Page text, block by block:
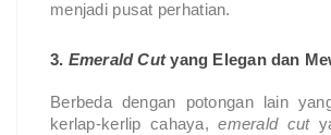
menjadi pusat perhatian.
3. Emerald Cutyang Elegan dan
Berbeda dengan potongan lain
kerlap-kerlip cahaya,emerald cut